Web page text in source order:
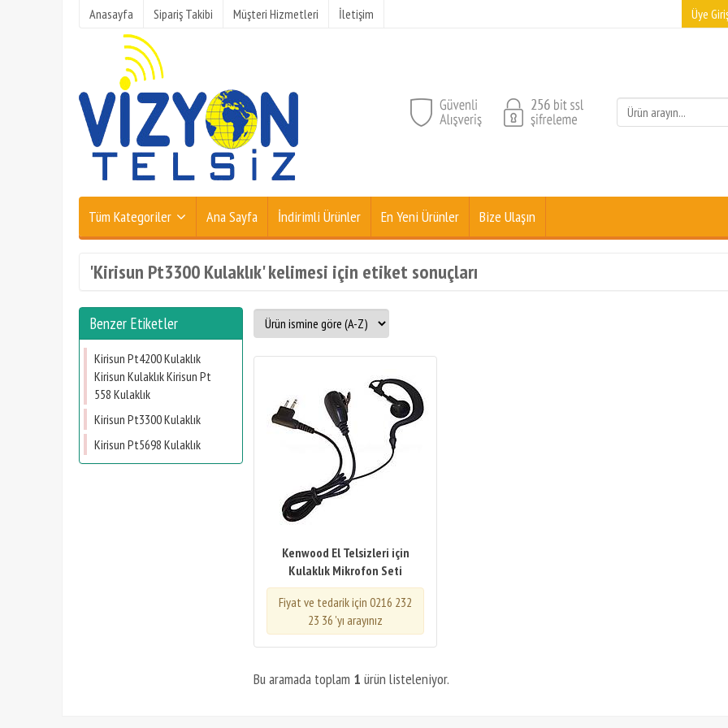
Anasayfa Sipariş Takibi Müşteri Hizmetleri İletişim Üye
Tüm Kategoriler Ana Sayfa İndirimli Ürünler En Yeni Ürünler Bize Ulaşın
'Kirisun Pt3300 Kulaklık' kelimesi için etiket sonuçları
Benzer Etiketler
Kirisun Pt4200 Kulaklık
Kirisun Kulaklık Kirisun Pt
558 Kulaklık
Kirisun Pt3300 Kulaklık
Kirisun Pt5698 Kulaklık
Kenwood El Telsizleri için
Kulaklık Mikrofon Seti
Fiyat ve tedarik için 0216 232
23 36 'yı arayınız
Bu aramada toplam 1 ürün listeleniyor.